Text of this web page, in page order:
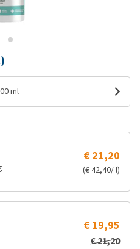
ml
€ 21,20
(€ 42,40/ l)
€ 19,95
€ 21,20